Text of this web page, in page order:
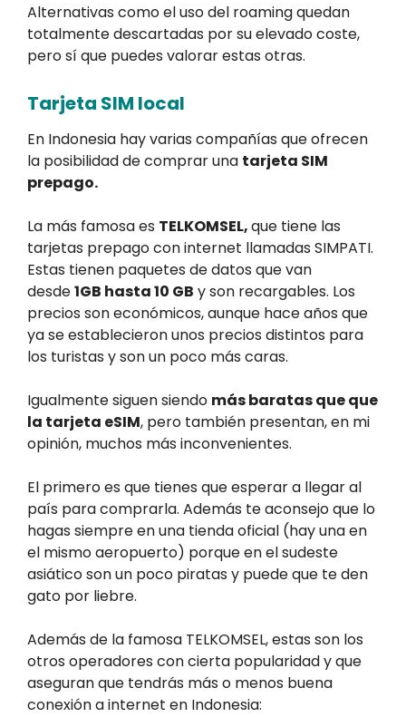
Alternativas como el uso del roaming quedan
totalmente descartadas por su elevado coste,
pero sí que puedes valorar estas otras.
Tarjeta SIM local
En Indonesia hay varias compañías que ofrecen
la posibilidad de comprar una tarjeta SIM
prepago.
La más famosa es TELKOMSEL,que tiene las
tarjetas prepago con internet llamadas SIMPATI.
Estas tienen paquetes de datos que van
desde1GB hasta 10 GB y son recargables. Los
precios son económicos, aunque hace años que
ya se establecieron unos precios distintos para
los turistas y son un poco más caras.
Igualmente siguen siendo más baratas que que
la tarjeta eSIM, pero también presentan, en mi
opinión, muchos más inconvenientes.
El primero es que tienes que esperar a llegar al
país para comprarla. Además te aconsejo que lo
hagas siempre en una tienda oficial (hay una en
el mismo aeropuerto) porque en el sudeste
asiático son un poco piratas y puede que te den
gato por liebre.
Además de la famosa TELKOMSEL, estas son los
otros operadores con cierta popularidad y que
aseguran que tendrás más o menos buena
conexión a internet en Indonesia: